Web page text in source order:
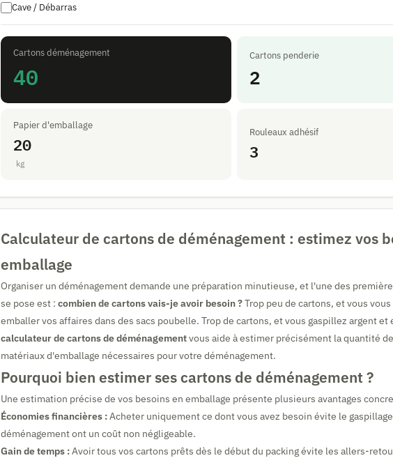
Cave / Débarras
Cartons déménagement
40
Cartons penderie
2
Papier d'emballage
20
kg
Rouleaux adhésif
3
Calculateur de cartons de déménagement : estimez vos
emballage
Organiser un déménagement demande une préparation minutieuse, et l'une des
se pose est : combien de cartons vais-je avoir besoin ?Trop peu de cartons, et vous
emballer vos affaires dans des sacs poubelle. Trop de cartons, et vous gaspillez argent et
calculateur de cartons de déménagementvous aide à estimer précisément la quantité
matériaux d'emballage nécessaires pour votre déménagement.
Pourquoi bien estimer ses cartons de déménagement ?
Une estimation précise de vos besoins en emballage présente plusieurs avantages
Économies financières :Acheter uniquement ce dont vous avez besoin évite le
déménagement ont un coût non négligeable.
Gain de temps :Avoir tous vos cartons prêts dès le début du packing évite les allers-